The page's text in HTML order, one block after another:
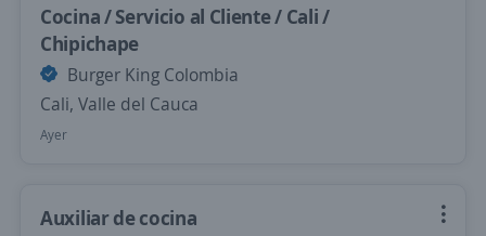
Cocina / Servicio al Cliente / Cali /
Chipichape
Burger King Colombia
Cali, Valle del Cauca
Ayer
Auxiliar de cocina